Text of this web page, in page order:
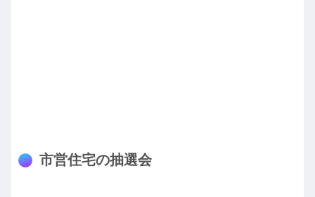
市営住宅の抽選会